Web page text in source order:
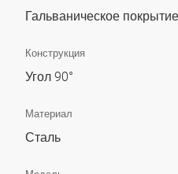
Гальваническое покрытие
Конструкция
Угол 90°
Материал
Сталь